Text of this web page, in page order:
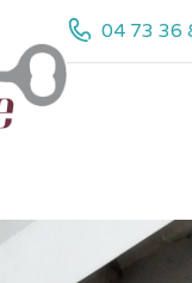
04 73 36